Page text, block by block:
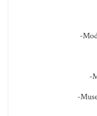
-
-
-